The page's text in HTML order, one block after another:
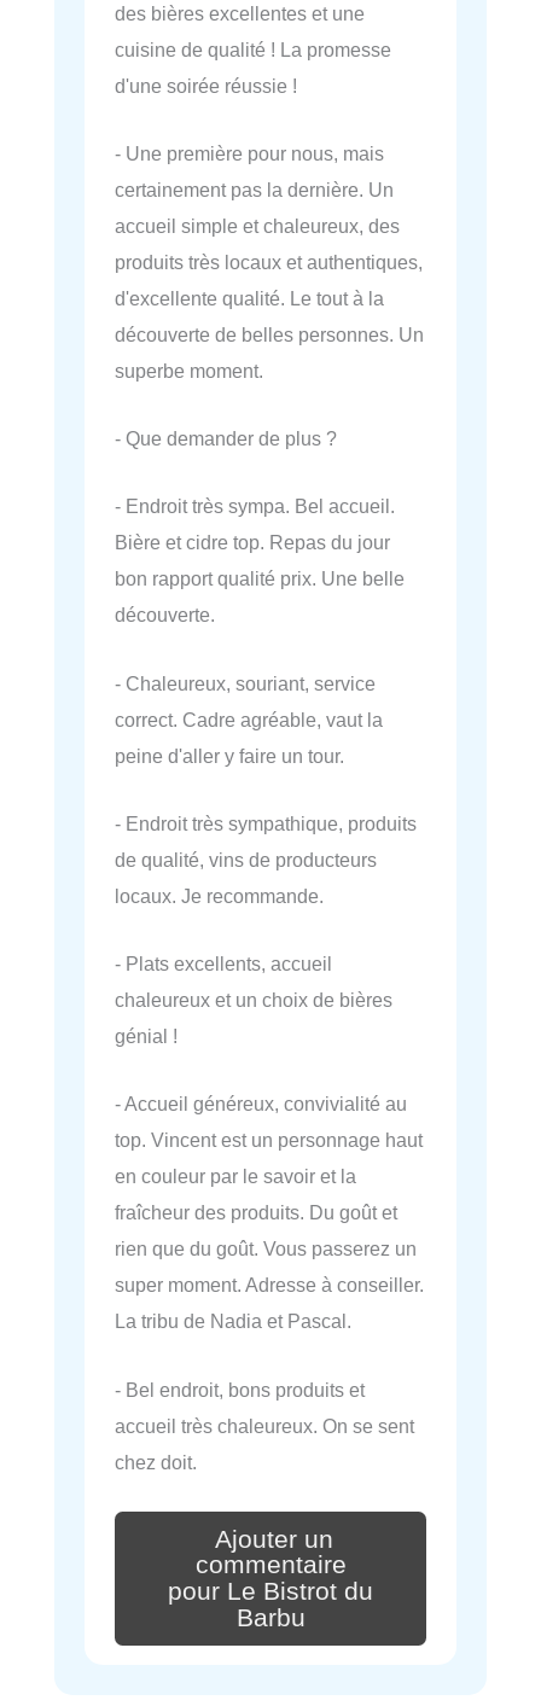
des bières excellentes et une
cuisine de qualité ! La promesse
d'une soirée réussie !
- Une première pour nous, mais
certainement pas la dernière. Un
accueil simple et chaleureux, des
produits très locaux et authentiques,
d'excellente qualité. Le tout à la
découverte de belles personnes. Un
superbe moment.
- Que demander de plus ?
- Endroit très sympa. Bel accueil.
Bière et cidre top. Repas du jour
bon rapport qualité prix. Une belle
découverte.
- Chaleureux, souriant, service
correct. Cadre agréable, vaut la
peine d'aller y faire un tour.
- Endroit très sympathique, produits
de qualité, vins de producteurs
locaux. Je recommande.
- Plats excellents, accueil
chaleureux et un choix de bières
génial !
- Accueil généreux, convivialité au
top. Vincent est un personnage haut
en couleur par le savoir et la
fraîcheur des produits. Du goût et
rien que du goût. Vous passerez un
super moment. Adresse à conseiller.
La tribu de Nadia et Pascal.
- Bel endroit, bons produits et
accueil très chaleureux. On se sent
chez doit.
Ajouter un
commentaire
pour Le Bistrot du
Barbu